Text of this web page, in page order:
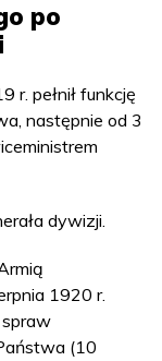
po
r. pełnił funkcję
następnie od 3
dywizji.
1920 r.
spraw
(10